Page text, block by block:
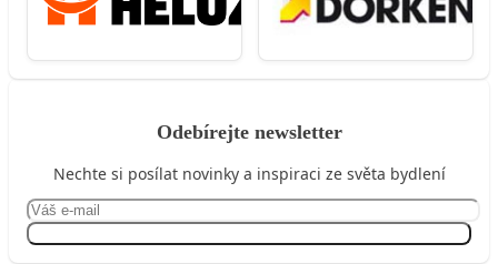
Odebírejte newsletter
Nechte si posílat novinky a inspiraci ze světa bydlení